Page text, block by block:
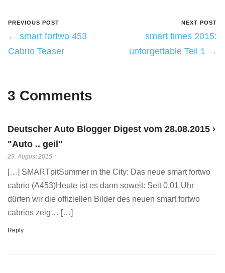
PREVIOUS POST
← smart fortwo 453
Cabrio Teaser
NEXT POST
smart times 2015:
unforgettable Teil 1 →
3 Comments
Deutscher Auto Blogger Digest vom 28.08.2015 ›
"Auto .. geil"
29. August 2015
[…] SMARTpitSummer in the City: Das neue smart fortwo
cabrio (A453)Heute ist es dann soweit: Seit 0.01 Uhr
dürfen wir die offiziellen Bilder des neuen smart fortwo
cabrios zeig… […]
Reply